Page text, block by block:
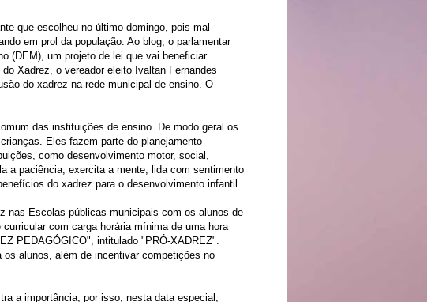
que escolheu no último domingo, pois mal
em prol da população. Ao blog, o parlamentar
(DEM), um projeto de lei que vai beneficiar
Xadrez, o vereador eleito Ivaltan Fernandes
do xadrez na rede municipal de ensino. O
das instituições de ensino. De modo geral os
Eles fazem parte do planejamento
como desenvolvimento motor, social,
a paciência, exercita a mente, lida com sentimento
do xadrez para o desenvolvimento infantil.
nas Escolas públicas municipais com os alunos de
com carga horária mínima de uma hora
PEDAGÓGICO", intitulado "PRÓ-XADREZ".
alunos, além de incentivar competições no
a importância, por isso, nesta data especial,